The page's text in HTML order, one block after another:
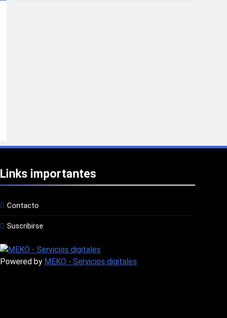
Links importantes
Contacto
Suscribirse
Powered by MEKO - Servicios digitales